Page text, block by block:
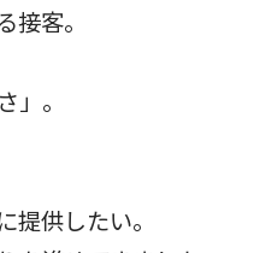
接客。
」。
提供したい。